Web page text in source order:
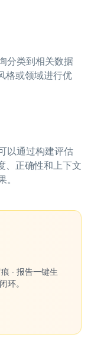
分类到相关数据
格或领域进行优
以通过构建评估
、正确性和上下文
· 报告一键生
环。